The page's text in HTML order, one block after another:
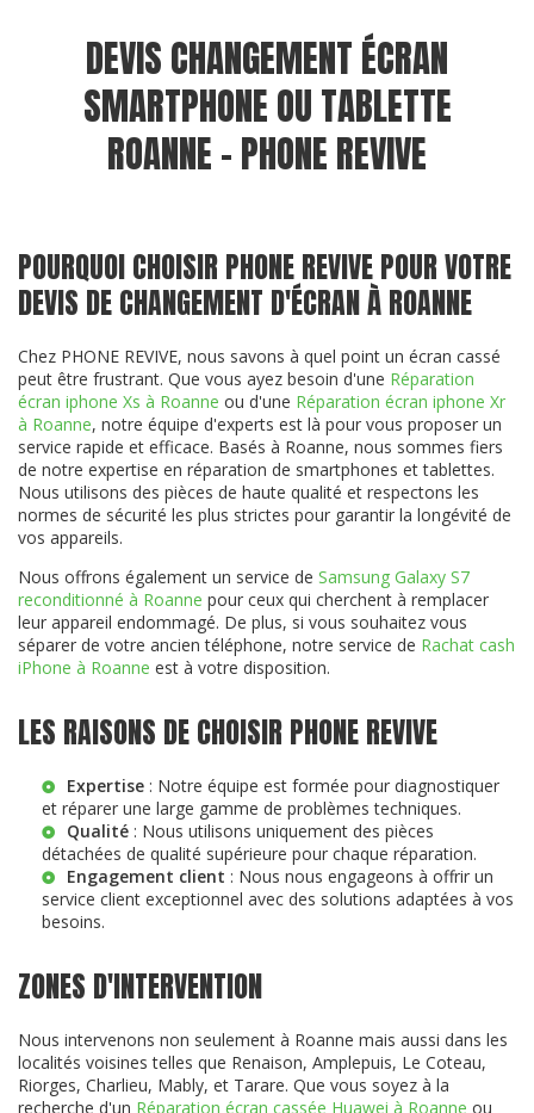
DEVIS CHANGEMENT ÉCRAN
SMARTPHONE OU TABLETTE
ROANNE - PHONE REVIVE
POURQUOI CHOISIR PHONE REVIVE POUR VOTRE
DEVIS DE CHANGEMENT D'ÉCRAN À ROANNE
Chez PHONE REVIVE, nous savons à quel point un écran cassé
peut être frustrant. Que vous ayez besoin d'une Réparation
écran iphone Xs à Roanne ou d'une Réparation écran iphone Xr
à Roanne, notre équipe d'experts est là pour vous proposer un
service rapide et efficace. Basés à Roanne, nous sommes fiers
de notre expertise en réparation de smartphones et tablettes.
Nous utilisons des pièces de haute qualité et respectons les
normes de sécurité les plus strictes pour garantir la longévité de
vos appareils.
Nous offrons également un service de Samsung Galaxy S7
reconditionné à Roanne pour ceux qui cherchent à remplacer
leur appareil endommagé. De plus, si vous souhaitez vous
séparer de votre ancien téléphone, notre service de Rachat cash
iPhone à Roanne est à votre disposition.
LES RAISONS DE CHOISIR PHONE REVIVE
Expertise : Notre équipe est formée pour diagnostiquer
et réparer une large gamme de problèmes techniques.
Qualité : Nous utilisons uniquement des pièces
détachées de qualité supérieure pour chaque réparation.
Engagement client : Nous nous engageons à offrir un
service client exceptionnel avec des solutions adaptées à vos
besoins.
ZONES D'INTERVENTION
Nous intervenons non seulement à Roanne mais aussi dans les
localités voisines telles que Renaison, Amplepuis, Le Coteau,
Riorges, Charlieu, Mably, et Tarare. Que vous soyez à la
recherche d'un Réparation écran cassée Huawei à Roanne ou